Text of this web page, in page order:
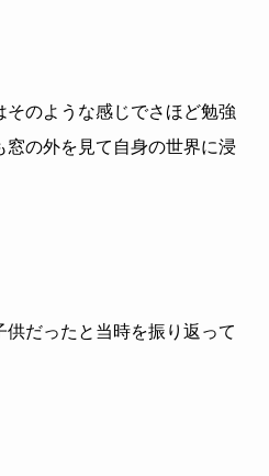
のような感じでさほど勉強
窓の外を見て自身の世界に浸
だったと当時を振り返って